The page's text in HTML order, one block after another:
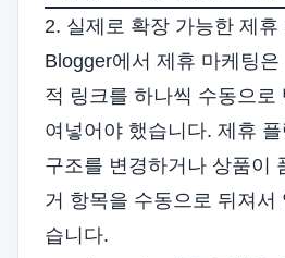
2. 실제로 확장 가능한 제휴
Blogger에서 제휴 마케팅
적 링크를 하나씩 수동으로
여넣어야 했습니다. 제휴
구조를 변경하거나 상품이
거 항목을 수동으로 뒤져서
습니다.